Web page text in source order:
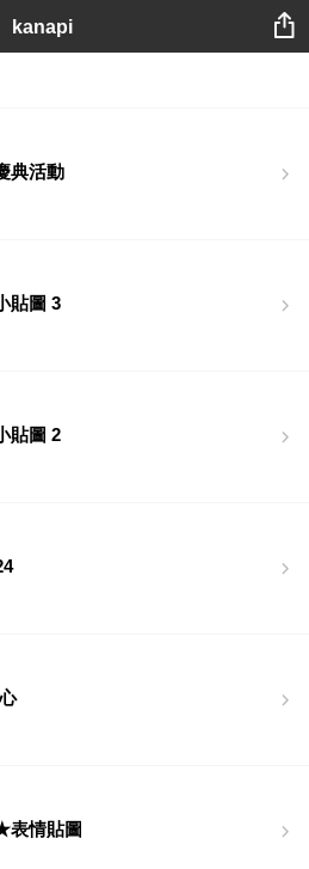
kanapi
典活動
貼圖 3
貼圖 2
表情貼圖